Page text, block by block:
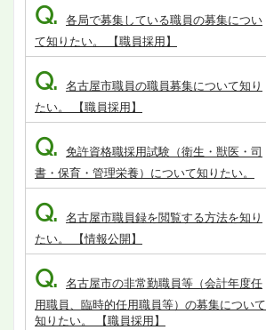
Q. 各局で募集している職員の募集につい
て知りたい。 【職員採用】
Q. 名古屋市職員の職員募集について知り
たい。 【職員採用】
Q. 免許資格職採用試験（衛生・獣医・司
書・保育・管理栄養）について知りたい。
Q. 名古屋市職員録を閲覧する方法を知り
たい。 【情報公開】
Q. 名古屋市の非常勤職員等（会計年度任
用職員、臨時的任用職員等）の募集について
知りたい。 【職員採用】